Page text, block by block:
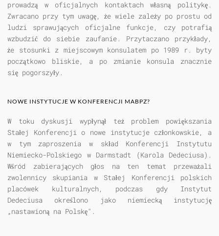
prowadzą w oficjalnych kontaktach własną politykę.
Zwracano przy tym uwagę, że wiele zależy po prostu od
ludzi sprawujących oficjalne funkcje, czy potrafią
wzbudzić do siebie zaufanie. Przytaczano przykłady,
że stosunki z miejscowym konsulatem po 1989 r. byty
początkowo bliskie, a po zmianie konsula znacznie
się pogorszyły.
NOWE INSTYTUCJE W KONFERENCJI MABPZ?
W toku dyskusji wypłynął też problem powiększania
Stałej Konferencji o nowe instytucje członkowskie, a
w tym zaproszenia w skład Konferencji Instytutu
Niemiecko-Polskiego w Darmstadt (Karola Dedeciusa).
Wśród zabierających głos na ten temat przeważali
zwolennicy skupiania w Stałej Konferencji polskich
placówek kulturalnych, podczas gdy Instytut
Dedeciusa określono jako niemiecką instytucję
„nastawioną na Polskę".